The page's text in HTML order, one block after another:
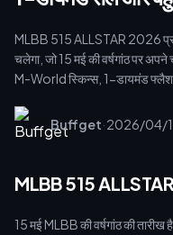
MLBB 515 ALLSTAR 2026
चलेगा, जो 15 मई की वर्षगांठ पर
M-World स्किन्स, 1-डायमंड
आधिकारिक Midasbuy पार्टनर
दोगुना करें।
Buffget·2026/04/
MLBB 515 ALLSTAR
15 मई MLBB की वर्षगांठ की